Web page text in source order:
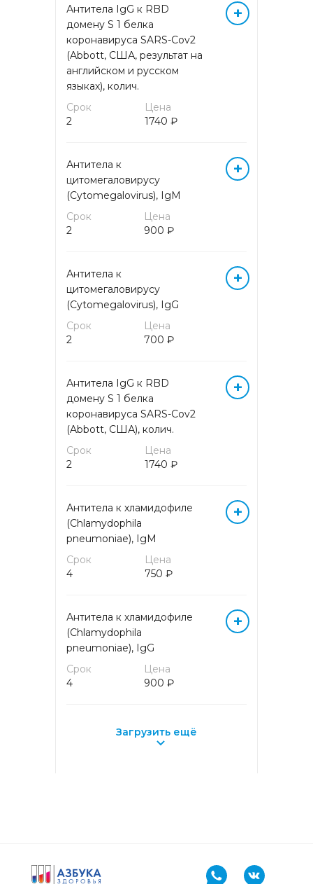
КОМПЛЕКСНЫЙ АНАЛИЗ
КРОВИ НА АМИНОКИСЛОТЫ
ЛЕКАРСТВЕННЫЙ
МОНИТОРИНГ
МАРКЕРЫ АУТОИММУННЫХ
МИКРОБИОЛОГИЧЕСКИЕ
ИССЛЕДОВАНИЯ
МОЛЕКУЛЯРНАЯ (ДНК/РНК)
ДИАГНОСТИКА МЕТОДОМ
МОЛЕКУЛЯРНАЯ (ДНК/РНК)
ДИАГНОСТИКА МЕТОДОМ
ПЦР (кровь)
ОНКОГЕМАТОЛОГИЯ
ОНКОМАРКЕРЫ
СЕРОЛОГИЧЕСКИЕ МАРКЕРЫ
ИНФЕКЦИОННЫХ
ТЯЖЕЛЫЕ МЕТАЛЛЫ И
ФЕМОФЛОР
Антитела IgG к RBD
домену S 1 белка
коронавируса SARS-Cov2
(Abbott, США, результат на
английском и русском
языках), колич.
Срок
2
Цена
1740 ₽
+
Антитела к
цитомегаловирусу
(Cytomegalovirus), IgM
Срок
2
Цена
900 ₽
+
Антитела к
цитомегаловирусу
(Cytomegalovirus), IgG
Срок
2
Цена
700 ₽
+
Антитела IgG к RBD
домену S 1 белка
коронавируса SARS-Cov2
(Abbott, США), колич.
Срок
2
Цена
1740 ₽
+
Антитела к хламидофиле
(Chlamydophila
pneumoniae), IgM
Срок
4
Цена
750 ₽
+
Антитела к хламидофиле
(Chlamydophila
pneumoniae), IgG
Срок
4
Цена
900 ₽
+
Загрузить ещё